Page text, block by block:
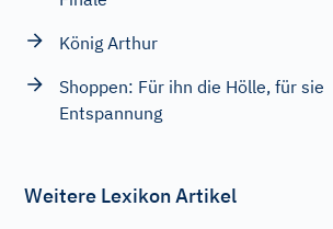
König Arthur
Shoppen: Für ihn die Hölle, für sie
Entspannung
Weitere Lexikon Artikel